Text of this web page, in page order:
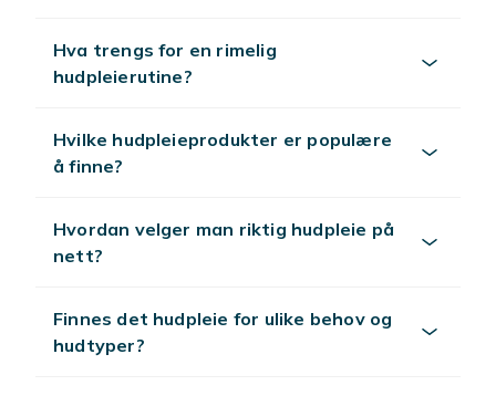
hyaluronsyre, ceramider, shea butter og
vitamin E. Velg etter hudtype.
Sehudpleie.
Hva trengs for en rimelig
hudpleierutine?
Hvilke hudpleieprodukter er populære
å finne?
Hvordan velger man riktig hudpleie på
nett?
Finnes det hudpleie for ulike behov og
hudtyper?